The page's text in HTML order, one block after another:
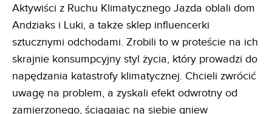
Aktywiści z Ruchu Klimatycznego Jazda oblali dom
Andziaks i Luki, a także sklep influencerki
sztucznymi odchodami. Zrobili to w proteście na ich
skrajnie konsumpcyjny styl życia, który prowadzi do
napędzania katastrofy klimatycznej. Chcieli zwrócić
uwagę na problem, a zyskali efekt odwrotny od
zamierzonego, ściągając na siebie gniew